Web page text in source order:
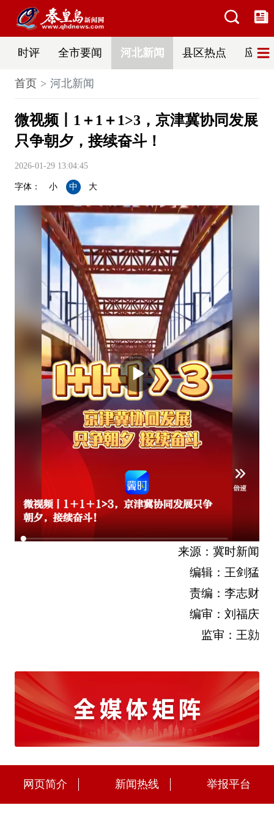
时评 全市要闻 河北新闻 县区热点 应急
首页 河北新闻
微视频丨1＋1＋1>3，京津冀协同发展
只争朝夕，接续奋斗！
2026-01-29 13:04:45
字体： 小 中 大
来源：冀时新闻
编辑：王剑猛
责编：李志财
编审：刘福庆
监审：王勍
网页简介 新闻热线 举报平台